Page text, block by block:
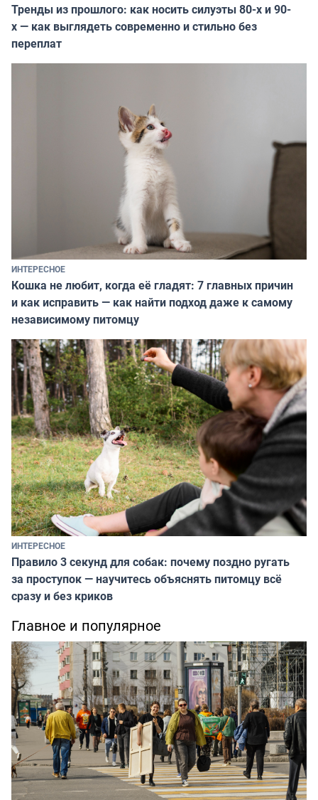
Тренды из прошлого: как носить силуэты 80-х и 90-
х — как выглядеть современно и стильно без
переплат
ИНТЕРЕСНОЕ
Кошка не любит, когда её гладят: 7 главных причин
и как исправить — как найти подход даже к самому
независимому питомцу
ИНТЕРЕСНОЕ
Правило 3 секунд для собак: почему поздно ругать
за проступок — научитесь объяснять питомцу всё
сразу и без криков
Главное и популярное